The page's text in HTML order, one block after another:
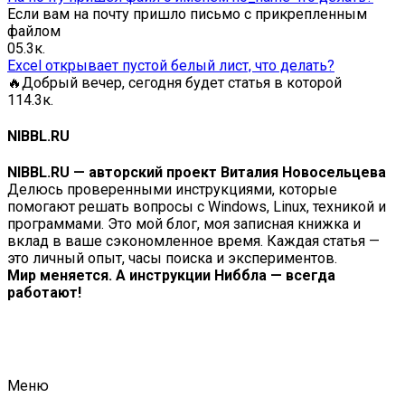
Если вам на почту пришло письмо с прикрепленным
файлом
05.3к.
Excel открывает пустой белый лист, что делать?
🔥Добрый вечер, сегодня будет статья в которой
114.3к.
NIBBL.RU
NIBBL.RU — авторский проект Виталия Новосельцева
Делюсь проверенными инструкциями, которые
помогают решать вопросы с Windows, Linux, техникой и
программами. Это мой блог, моя записная книжка и
вклад в ваше сэкономленное время. Каждая статья —
это личный опыт, часы поиска и экспериментов.
Мир меняется. А инструкции Ниббла — всегда
работают!
Меню